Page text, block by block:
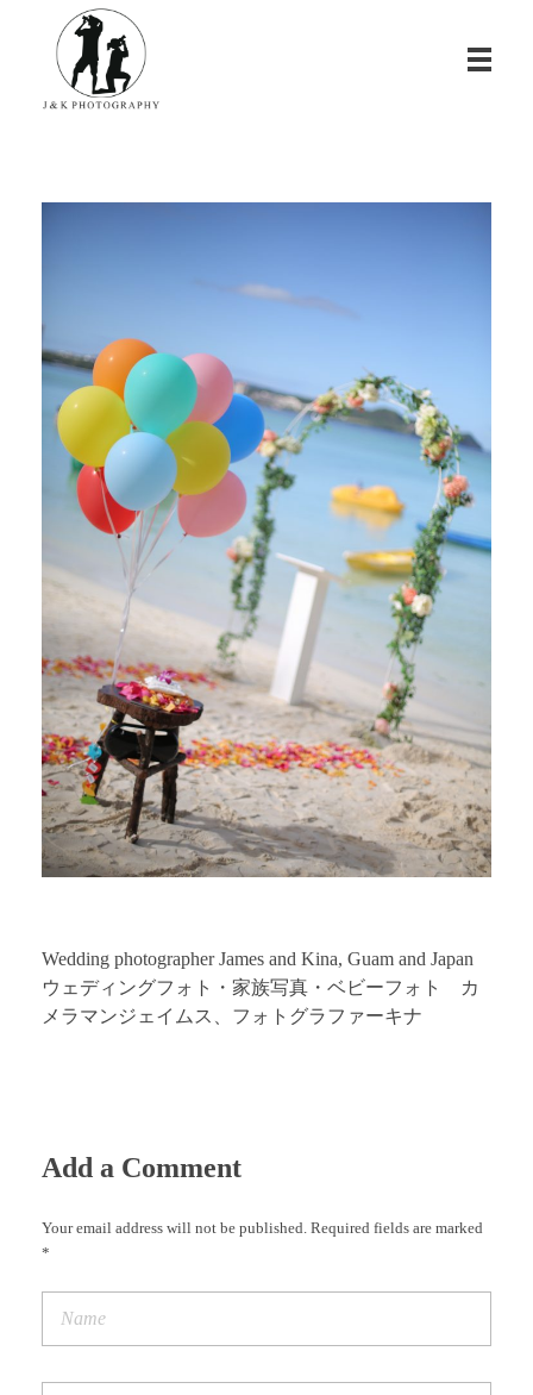
Wedding photographer James and Kina, Guam and Japan
ウェディングフォト・家族写真・ベビーフォト カ
メラマンジェイムス、フォトグラファーキナ
Add a Comment
Your email address will not be published. Required fields are marked
*